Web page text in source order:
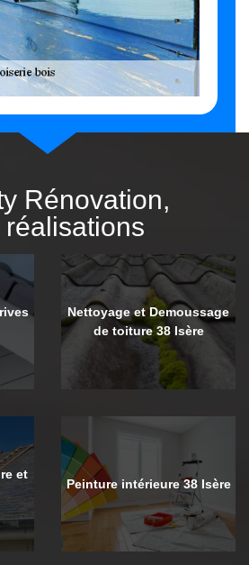
Rénovation,
réalisations
Nettoyage et Demoussage
de toiture 38 Isère
et
Peinture intérieure 38 Isère